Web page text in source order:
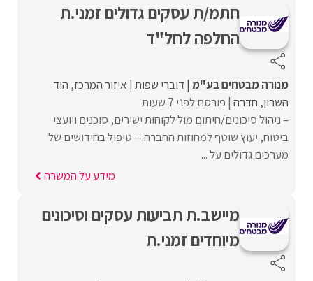
חתמ/ת עסקים גדולים זמני.ת
החלפה לחל"ד
מנורה מבטחים בע"מ דוברי שפות איזור המרכז הוד
השרון חדרה פורסם לפני 7 שעות
– ניהול סיכונים/חיתום מול לקוחות ישירים, סוכנים ויועצי
ביטוח, יעוץ שוטף למחוזות החברה. – טיפול בחידושים של
מערכים גדולים על ...
מידע על המשרה
מיישב.ת תביעות עסקים וסיכונים
מיוחדים זמני.ת